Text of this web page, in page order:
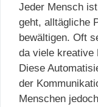
Jeder Mensch
geht, alltägliche
bewältigen. Oft
da viele kreative
Diese
der
Menschen